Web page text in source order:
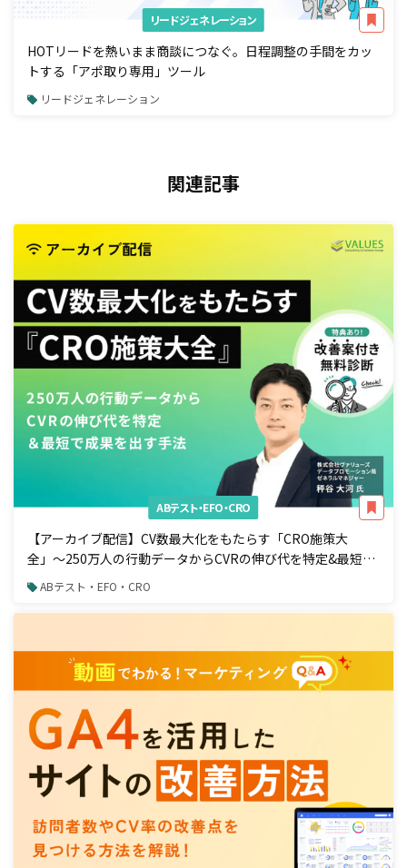
リードジェネレーション
HOTリードを熱いまま商談につなぐ。日程調整の手間をカッ
トする「アポ取り専用」ツール
リードジェネレーション
関連記事
ABテスト・EFO・CRO
【アーカイブ配信】CV数最大化をもたらす「CRO施策大
全」〜250万人の行動データからCVRの伸び代を特定&最短で
成果を出す手法〜
ABテスト・EFO・CRO